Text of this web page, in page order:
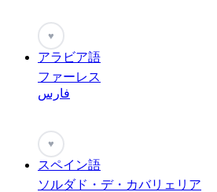
♥
アラビア語
ファーレス
فارس
♥
スペイン語
ソルダド・デ・カバリェリア